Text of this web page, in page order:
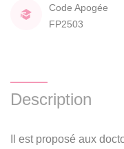
Code Apogée
FP2503
Description
Il est proposé aux